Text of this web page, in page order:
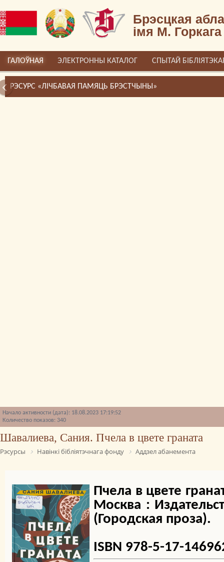
Брэсцкая
імя М. Горкага
ГАЛОЎНАЯ ЭЛЕКТРОННЫ КАТАЛОГ СПЫТАЙ
РЭСУРС «ЛІЧБАВАЯ ПАМЯЦЬ БРЭСТЧЫНЫ»
Начало активности (дата): 18.08.2023 17:19:52
Количество показов: 340
Шавалиева, Сания. Пчела в цвете граната
Рэсурсы Навінкі бібліятэчнага фонду Аддзел абанемента
Пчела в цвете
Москва :
(Городская проза).
ISBN 978-5-17-